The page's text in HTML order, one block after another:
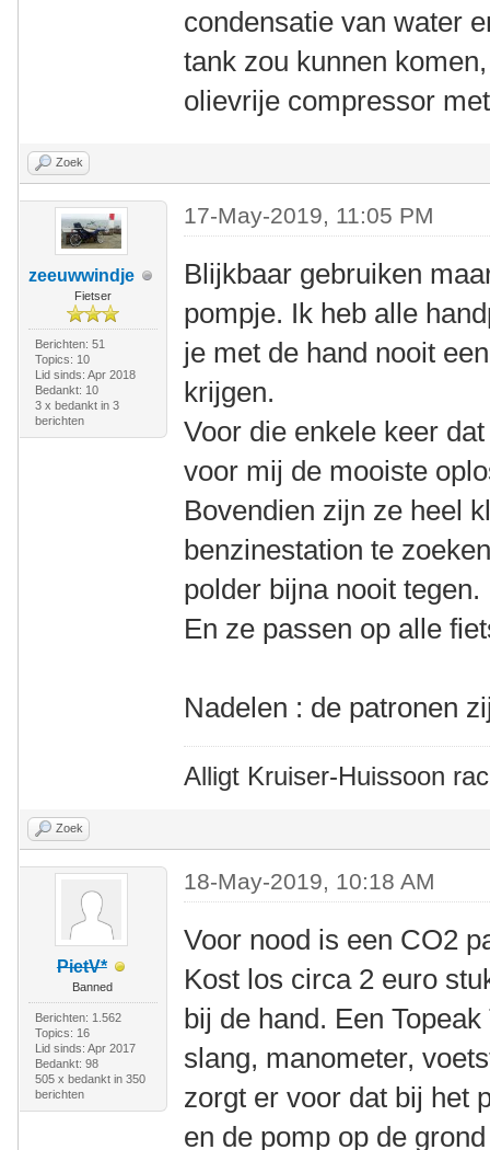
condensatie van water
tank zou kunnen
olievrije compressor
Zoek
zeeuwwindje
Fietser
Berichten: 51
Topics: 10
Lid sinds: Apr 2018
Bedankt: 10
3 x bedankt in 3
berichten
17-May-2019, 11:05 PM
Blijkbaar gebruiken
pompje. Ik heb alle
je met de hand nooit
krijgen.
Voor die enkele keer
voor mij de mooiste
Bovendien zijn ze heel
benzinestation te
polder bijna nooit tegen.
En ze passen op alle
Nadelen : de patronen
Alligt Kruiser-Huissoon
Zoek
PietV*
Banned
Berichten: 1.562
Topics: 16
Lid sinds: Apr 2017
Bedankt: 98
505 x bedankt in 350
berichten
18-May-2019, 10:18 AM
Voor nood is een CO2
Kost los circa 2 euro
bij de hand. Een
slang, manometer,
zorgt er voor dat bij het
en de pomp op de